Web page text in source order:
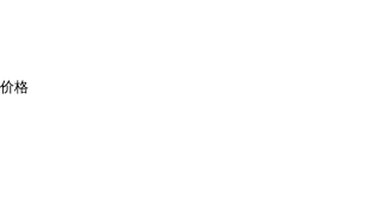
格